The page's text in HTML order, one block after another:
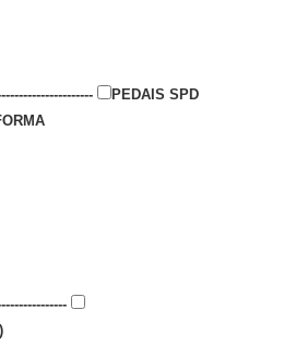
PEDAIS SPD